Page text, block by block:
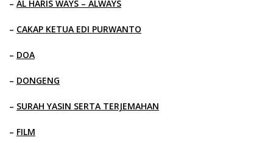
– AL HARIS WAYS – ALWAYS
– CAKAP KETUA EDI PURWANTO
– DOA
– DONGENG
– SURAH YASIN SERTA TERJEMAHAN
– FILM